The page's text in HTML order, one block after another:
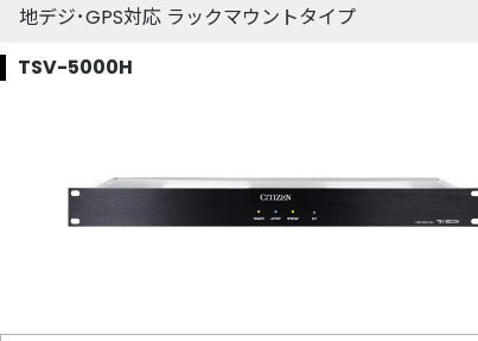
地デジ･GPS対応 ラックマウントタイプ
TSV-5000H